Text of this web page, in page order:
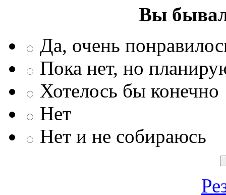
Вы
Да, очень
Пока нет, но
Хотелось бы конечно
Нет
Нет и не собираюсь